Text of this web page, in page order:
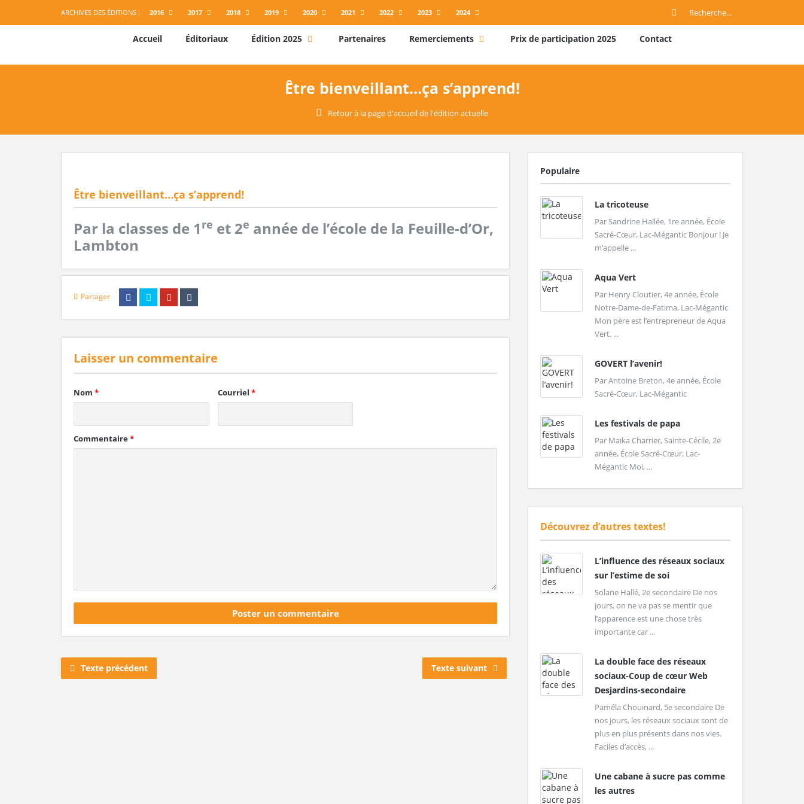
ARCHIVES DES ÉDITIONS : 2016 2017 2018 2019 2020 2021 2022 2023 2024
Accueil Éditoriaux Édition 2025 Partenaires Remerciements Prix de participation 2025 Contact
Être bienveillant…ça s’apprend!
Retour à la page d'accueil de l'édition actuelle
Être bienveillant…ça s’apprend!
Par la classes de 1 re et 2e année de l’école de la Feuille-d’Or,
Lambton
Partager
Laisser un commentaire
Nom * Courriel *
Commentaire*
Texte précédent Texte suivant
Populaire
La tricoteuse
Par Sandrine Hallée, 1re année, École
Sacré-Cœur, Lac-Mégantic Bonjour ! Je
m’appelle ...
Aqua Vert
Par Henry Cloutier, 4e année, École
Notre-Dame-de-Fatima, Lac-Mégantic
Mon père est l’entrepreneur de Aqua
Vert. ...
GOVERT l’avenir!
Par Antoine Breton, 4e année, École
Sacré-Cœur, Lac-Mégantic
Les festivals de papa
Par Maïka Charrier, Sainte-Cécile, 2e
année, École Sacré-Cœur, Lac-
Mégantic Moi, ...
Découvrez d’autres textes!
L’influence des réseaux sociaux
sur l’estime de soi
Solane Hallé, 2e secondaire De nos
jours, on ne va pas se mentir que
l’apparence est une chose très
importante car ...
La double face des réseaux
sociaux-Coup de cœur Web
Desjardins-secondaire
Paméla Chouinard, 5e secondaire De
nos jours, les réseaux sociaux sont de
plus en plus présents dans nos vies.
Faciles d’accès, ...
Une cabane à sucre pas comme
les autres